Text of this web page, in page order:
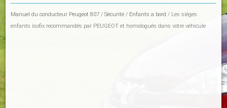
Manuel du conducteur Peugeot 807 /Sécurité / Enfants a bord / Les sièges
enfants isofix recommandés par PEUGEOT et homologués dans votre véhicule